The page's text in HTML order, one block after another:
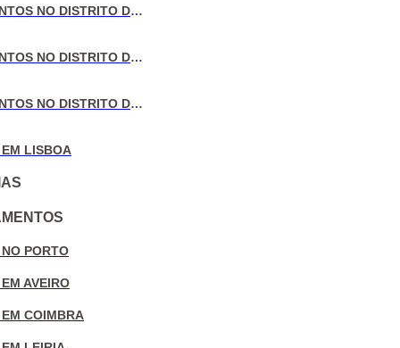
VENDA DE APARTAMENTOS NO DISTRITO DE AVEIRO
VENDA DE APARTAMENTOS NO DISTRITO DE COIMBRA
VENDA DE APARTAMENTOS NO DISTRITO DE LEIRIA
LISBOA
PORTO
AVEIRO
COIMBRA